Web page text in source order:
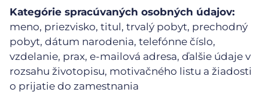
Kategórie spracúvaných osobných údajov:
meno, priezvisko, titul, trvalý pobyt, prechodný
pobyt, dátum narodenia, telefónne číslo,
vzdelanie, prax, e-mailová adresa, ďalšie údaje v
rozsahu životopisu, motivačného listu a žiadosti
o prijatie do zamestnania